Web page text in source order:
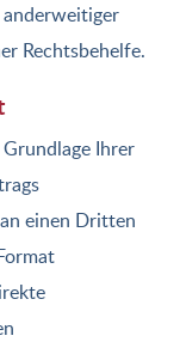
Rechtsbehelfe.
Ihrer
einen Dritten